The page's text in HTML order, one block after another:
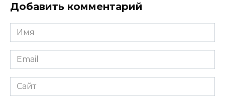
Добавить комментарий
Имя
*
Email
*
Сайт